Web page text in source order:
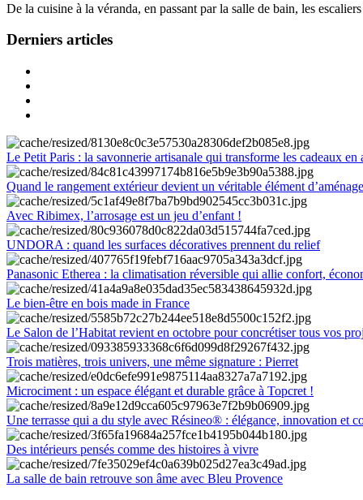
De la cuisine à la véranda, en passant par la salle de bain, les
Derniers articles
Le Petit Paris : la savonnerie artisanale qui transforme les cadeaux en
Quand le rangement extérieur devient un véritable élément
Avec Ribimex, l’arrosage est un jeu d’enfant !
UNDORA : quand les surfaces décoratives prennent du relief
Panasonic Etherea : la climatisation réversible qui allie confort,
Le bien-être en bois made in France
Le Salon de l’Habitat revient en octobre pour concrétiser tous vos
Trois matières, trois univers, une même signature : Pierret
Microciment : un espace élégant et durable grâce à Topcret !
Une terrasse qui a du style avec Résineo® : élégance, innovation et
Des intérieurs pensés comme des histoires à vivre
La salle de bain retrouve son âme avec Bleu Provence